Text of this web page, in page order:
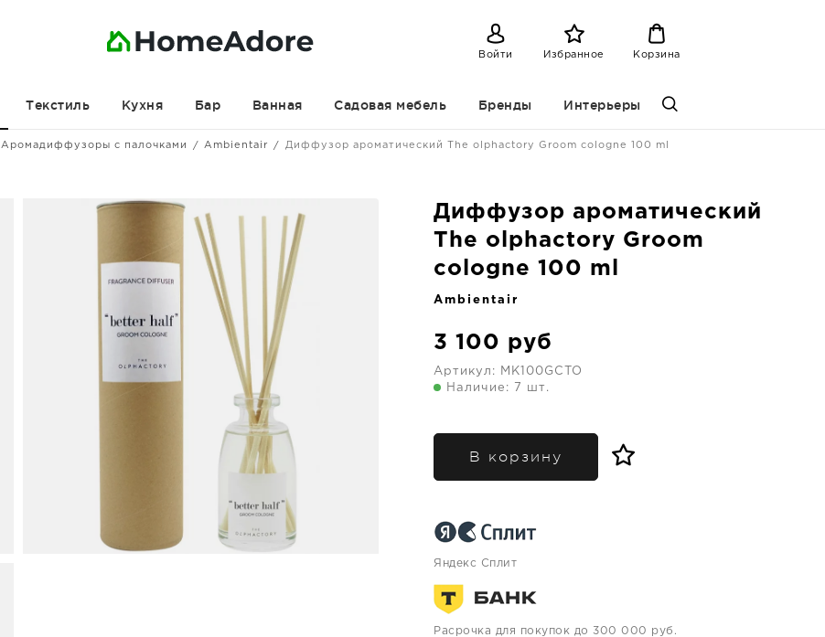
Войти Избранное Корзина
Текстиль Кухня Бар Ванная Садовая мебель Бренды Интерьеры
Аромадиффузоры с палочками Ambientair Диффузор ароматический The olphactory Groom cologne 100 ml
Диффузор ароматический
The olphactory Groom
cologne 100 ml
Ambientair
3 100 руб
Артикул:
MK100GCTO
Наличие: 7 шт.
В корзину
Яндекс Сплит
Расрочка для покупок до 300 000 руб.